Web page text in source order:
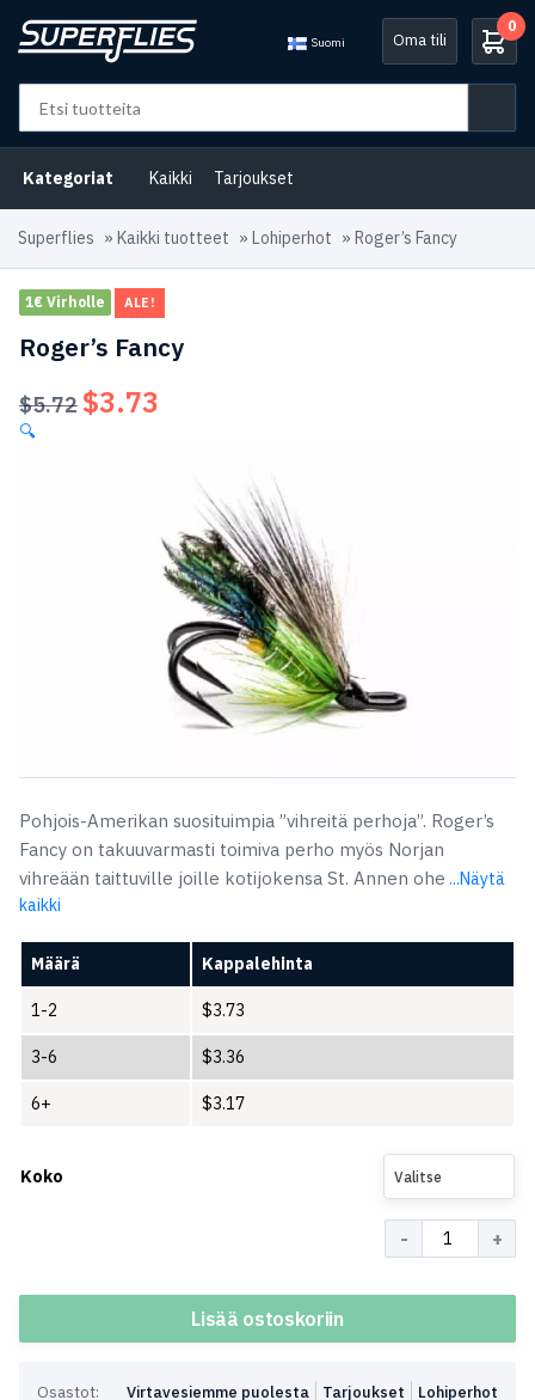
Suomi Oma tili
0
Kategoriat Kaikki Tarjoukset
Superflies » Kaikki tuotteet » Lohiperhot » Roger’s Fancy
1€ Virholle ALE!
Roger’s Fancy
$5.72 Alkuperäinen
$3.73
🔍
Pohjois-Amerikan suosituimpia ”vihreitä perhoja”. Roger’s
Fancy on takuuvarmasti toimiva perho myös Norjan
vihreään taittuville joille kotijokensa St. Annen ohe ...Näytä
kaikki
Määrä Kappalehinta
1-2 $3.73
3-6 $3.36
6+ $3.17
Koko Valitse
Lisää ostoskoriin
Osastot: Lohiperhot
Tarjoukset
Virtavesiemme puolesta